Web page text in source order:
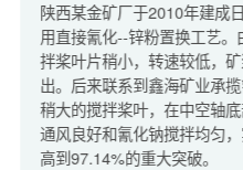
陕西某金矿厂于2010年建成
用直接氰化--锌粉置换工艺
拌桨叶片稍小，转速较低，
出。后来联系到鑫海矿业承
稍大的搅拌桨叶，在中空轴
通风良好和氰化钠搅拌均匀
高到97.14%的重大突破。